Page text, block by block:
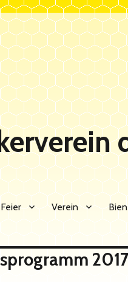
Verein